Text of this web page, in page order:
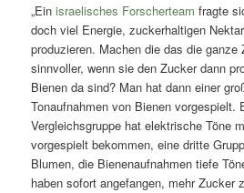
„Einisraelisches Forscherteamfragte
doch viel Energie, zuckerhaltigen
produzieren. Machen die das die ganze
sinnvoller, wenn sie den Zucker dann
Bienen da sind? Man hat dann einer
Tonaufnahmen von Bienen vorgespielt.
Vergleichsgruppe hat elektrische Töne
vorgespielt bekommen, eine dritte
Blumen, die Bienenaufnahmen tiefe
haben sofort angefangen, mehr Zucker